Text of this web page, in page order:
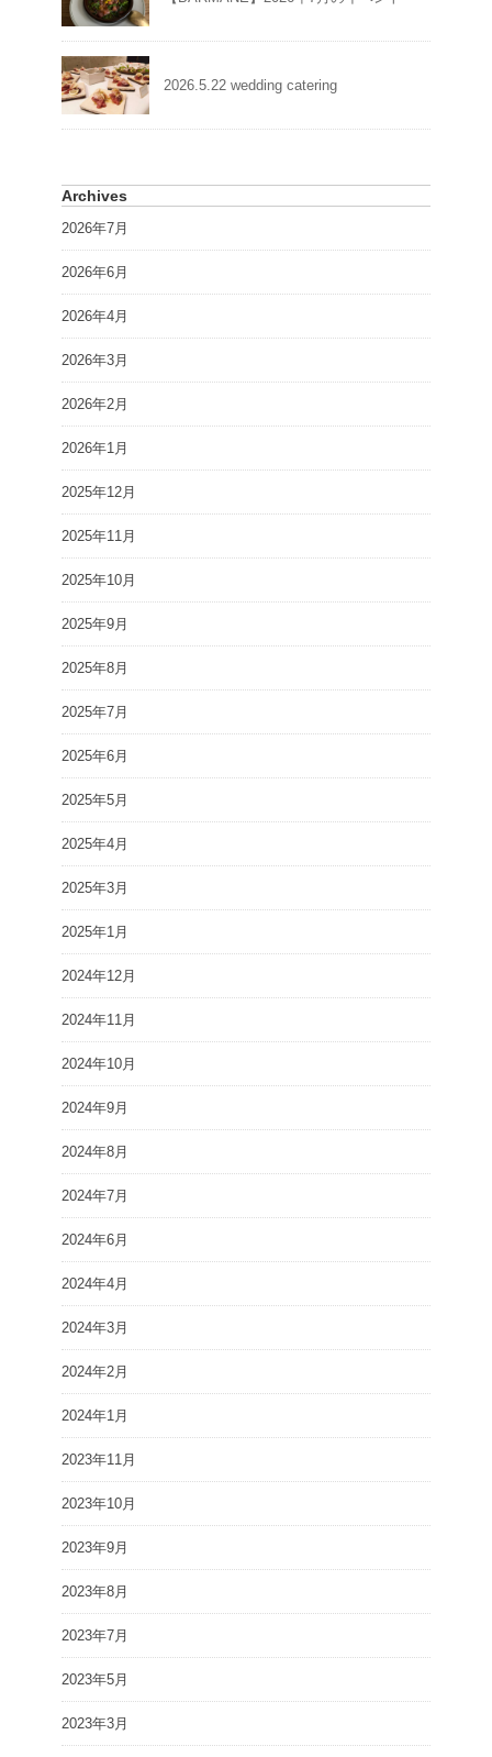
2026.5.22 wedding catering
Archives
2026年7月
2026年6月
2026年4月
2026年3月
2026年2月
2026年1月
2025年12月
2025年11月
2025年10月
2025年9月
2025年8月
2025年7月
2025年6月
2025年5月
2025年4月
2025年3月
2025年1月
2024年12月
2024年11月
2024年10月
2024年9月
2024年8月
2024年7月
2024年6月
2024年4月
2024年3月
2024年2月
2024年1月
2023年11月
2023年10月
2023年9月
2023年8月
2023年7月
2023年5月
2023年3月